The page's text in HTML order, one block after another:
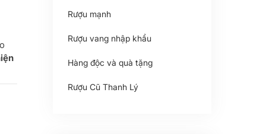
Rượu mạnh
Rượu vang nhập khẩu
Hàng độc và quà tặng
Rượu Cũ Thanh Lý